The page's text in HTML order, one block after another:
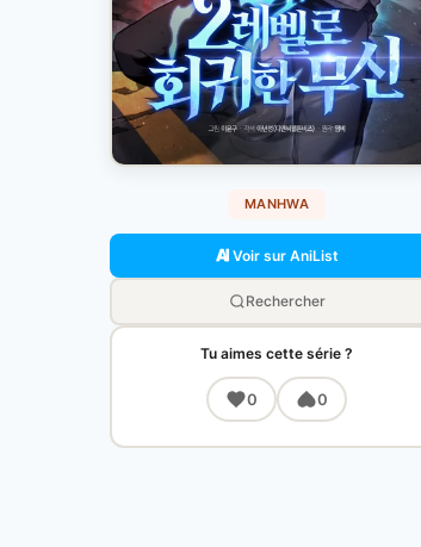
MANHWA
Voir sur AniList
Rechercher
Tu aimes cette série ?
0 0